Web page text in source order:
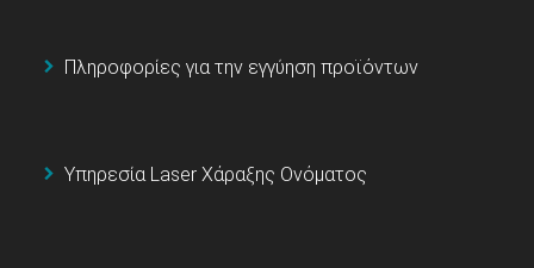
Πληροφορίες για την εγγύηση προϊόντων
Υπηρεσία Laser Χάραξης Ονόματος